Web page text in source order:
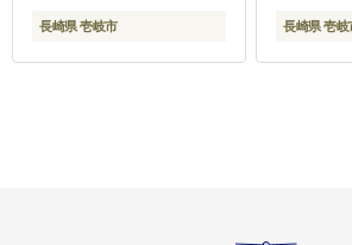
11000 11000円 [JEP008]
長崎県 壱岐市 長崎県 壱岐